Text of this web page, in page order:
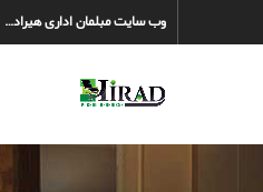
وب سایت مبلمان اداری هیراد…